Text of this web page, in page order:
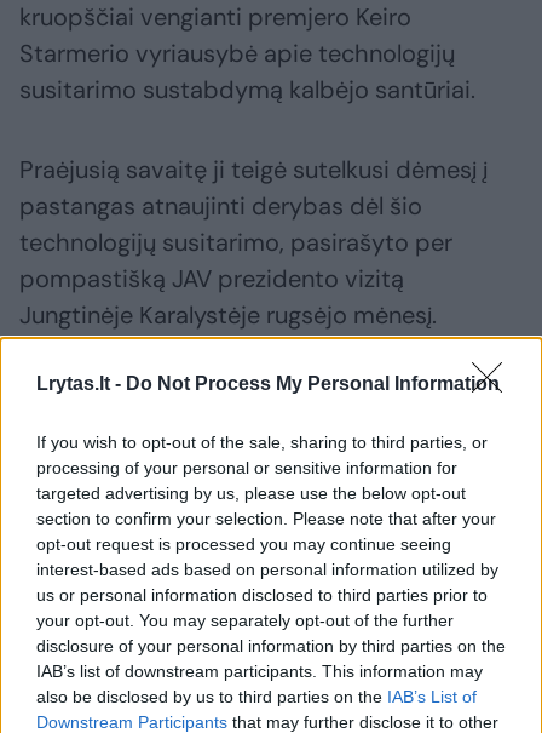
Lrytas.lt - Do Not Process My Personal Information
If you wish to opt-out of the sale, sharing to third parties, or
processing of your personal or sensitive information for
targeted advertising by us, please use the below opt-out
section to confirm your selection. Please note that after your
opt-out request is processed you may continue seeing
interest-based ads based on personal information utilized by
us or personal information disclosed to third parties prior to
your opt-out. You may separately opt-out of the further
disclosure of your personal information by third parties on the
IAB’s list of downstream participants. This information may
also be disclosed by us to third parties on the IAB’s List of
Downstream Participants that may further disclose it to other
kruopščiai vengianti premjero Keiro
Starmerio vyriausybė apie technologijų
susitarimo sustabdymą kalbėjo santūriai.
Praėjusią savaitę ji teigė sutelkusi dėmesį į
pastangas atnaujinti derybas dėl šio
technologijų susitarimo, pasirašyto per
pompastišką JAV prezidento vizitą
Jungtinėje Karalystėje rugsėjo mėnesį.
Londono vieša reakcija į antradienį JAV
paskelbtas vizų sankcijas taip pat buvo
švelnesnė nei kitų Europos sostinių.
Prancūzijos prezidentas Emmanuelis
Macronas JAV apkaltino bauginimu ir
prievarta, o Berlynas pavadino šias sankcijas
vadino nepriimtinomis.
JAV viza Jungtinė Karalystė